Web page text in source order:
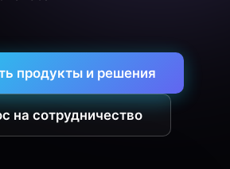
продукты и решения
на сотрудничество